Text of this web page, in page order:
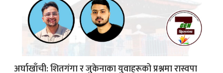
अर्घाखाँची: शितगंगा र जुकेनाका युवाहरूको प्रश्नमा रास्वपा